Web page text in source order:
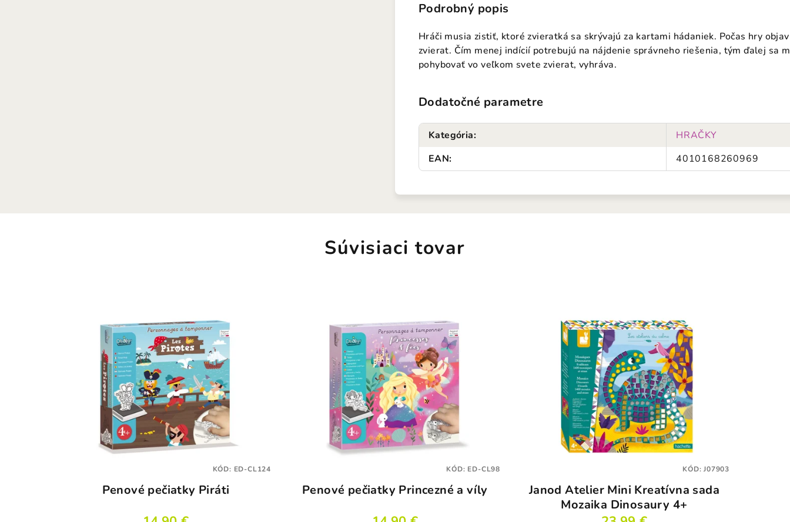
Podrobný popis
Hráči musia zistiť, ktoré zvieratká sa skrývajú za kartami hádaniek. Počas hry
zvierat. Čím menej indícií potrebujú na nájdenie správneho riešenia, tým ďalej sa
pohybovať vo veľkom svete zvierat, vyhráva.
Dodatočné parametre
Kategória:
HRAČKY
EAN: 4010168260969
Súvisiaci tovar
Penové pečiatky Piráti
KÓD: ED-CL124
Penové pečiatky Princezné a víly
KÓD: ED-CL98
Janod Atelier Mini Kreatívna sada
Mozaika Dinosaury 4+
KÓD:J07903